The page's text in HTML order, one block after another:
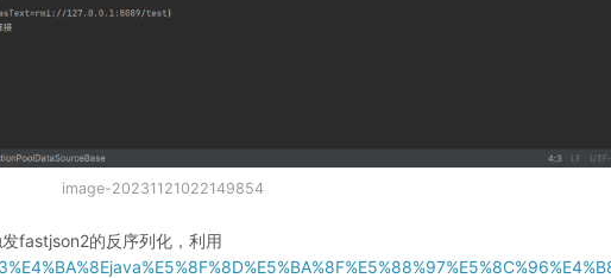
image-20231121022149854
fastjson2的反序列化，利用